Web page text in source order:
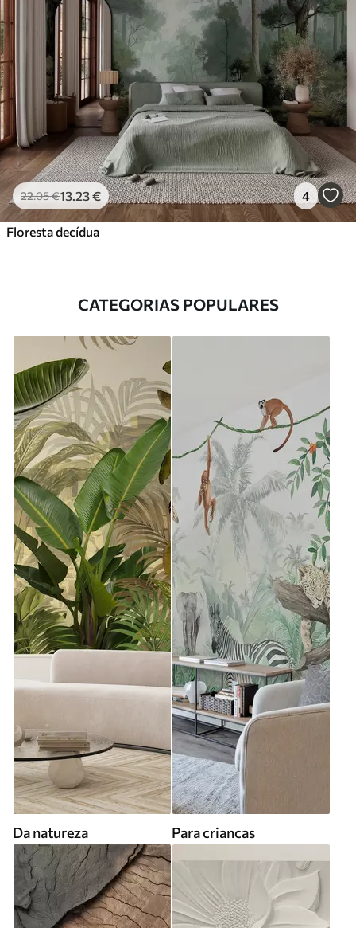
22.05€13 .23€ 4
Floresta decídua
CATEGORIAS POPULARES
Da natureza Para criancas